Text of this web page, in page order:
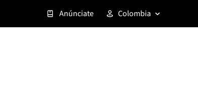
Anúnciate Colombia